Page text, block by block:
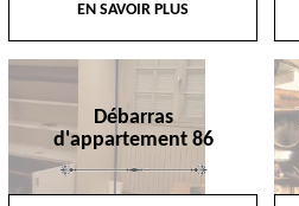
EN SAVOIR PLUS
Débarras
d'appartement 86